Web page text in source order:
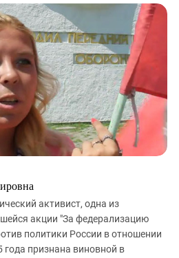
активист, одна из
акции "За федерализацию
политики России в отношении
признана виновной в